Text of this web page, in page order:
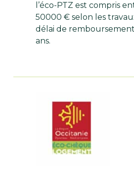
l’éco-PTZ est compris
50000 € selon les
délai de
ans.